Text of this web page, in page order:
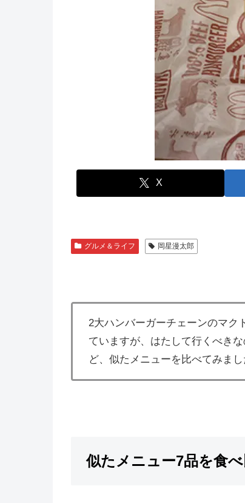
X
グルメ＆ライフ 岡星漫太郎
2大ハンバーガーチェーンのマク
ていますが、はたして行くべき
ど、似たメニューを比べてみまし
似たメニュー7品を食